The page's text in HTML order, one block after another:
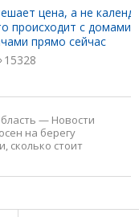
цена, а не
происходит с домами
прямо сейчас
15328
— Новости
на берегу
сколько стоит